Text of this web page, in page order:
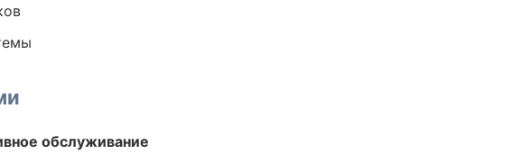
обслуживание